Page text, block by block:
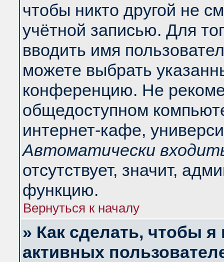
чтобы никто другой не
учётной записью. Для
вводить имя
можете выбрать
конференцию. Не
общедоступном
интернет-кафе,
Автоматически
отсутствует, значит,
функцию.
Вернуться к началу
» Как сделать, чтобы
активных